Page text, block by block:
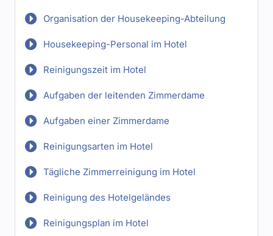
Organisation der Housekeeping-Abteilung
Housekeeping-Personal im Hotel
Reinigungszeit im Hotel
Aufgaben der leitenden Zimmerdame
Aufgaben einer Zimmerdame
Reinigungsarten im Hotel
Tägliche Zimmerreinigung im Hotel
Reinigung des Hotelgeländes
Reinigungsplan im Hotel